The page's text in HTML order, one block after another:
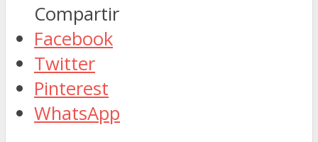
Compartir
Facebook
Twitter
Pinterest
WhatsApp